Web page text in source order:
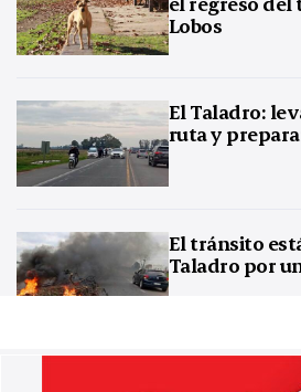
Lobos
El Taladro:
ruta y
El tránsito
Taladro por